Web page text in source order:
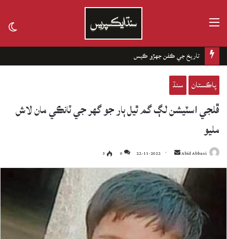
تاريخ جي ڪفن جھڙو ڪيس
پاڪستان سنڌ
ڦلجي اسٽيشن لڳ گم ٿيل ٻار جو گهر جي ٽانڪي مان لاش
مليو
Abid Abbasi
Send
an
email
22-11-2022
0
3